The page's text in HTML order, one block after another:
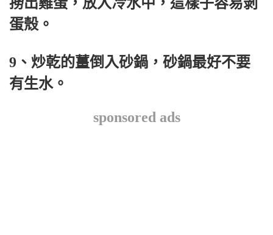
撈出雞蛋，放入冷水中，這樣子容易剝
蛋殼。
9、炒乾的薑倒入砂鍋，砂鍋最好不要
有生水。
sponsored ads